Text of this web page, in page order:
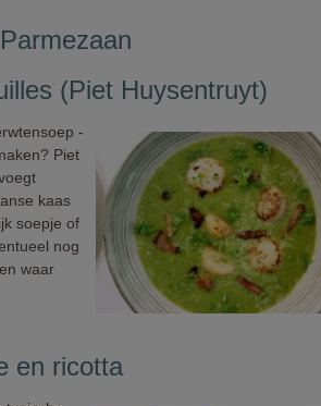
(Piet Huysentruyt)
-
Piet
kaas
soepje of
nog
waar
en ricotta